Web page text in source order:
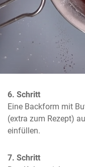
6. Schritt
Eine Backform mit
(extra zum Rezept)
einfüllen.
7. Schritt